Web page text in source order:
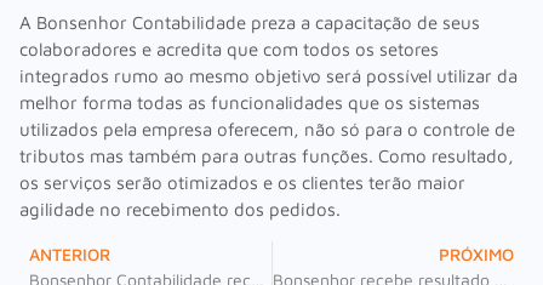
A Bonsenhor Contabilidade preza a capacitação de seus
colaboradores e acredita que com todos os setores
integrados rumo ao mesmo objetivo será possível utilizar da
melhor forma todas as funcionalidades que os sistemas
utilizados pela empresa oferecem, não só para o controle de
tributos mas também para outras funções. Como resultado,
os serviços serão otimizados e os clientes terão maior
agilidade no recebimento dos pedidos.
ANTERIOR
PRÓXIMO